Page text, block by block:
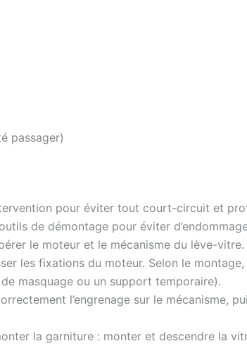
passager)
pour éviter tout court-circuit et
de démontage pour éviter
le moteur et le mécanisme du lève-vitre.
les fixations du moteur. Selon le
masquage ou un support temporaire).
l’engrenage sur le mécanisme,
la garniture : monter et descendre la